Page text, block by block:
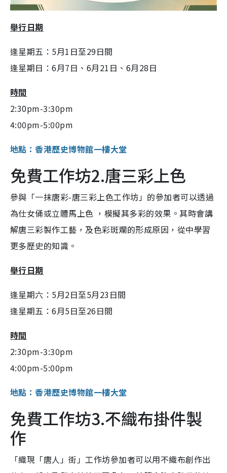
舉行日期
逢星期五：5月1日至29日間
逢星期日：6月7日、6月21日、6月28日
時間
2:30pm-3:30pm
4:00pm-5:00pm
地點：香港歷史博物館一樓大堂
免費工作坊2.唐三彩上色
參與「一抹唐彩-唐三彩上色工作坊」的參加者可以透過
為仕女俑或立體馬上色 ，模擬其多彩的效果。其時會講
解唐三彩製作工藝，及色彩斑斕的形成原因，從中學習
更多歷史的知識。
舉行日期
逢星期六：5月2日至5月23日間
逢星期五：6月5日至26日間
時間
2:30pm-3:30pm
4:00pm-5:00pm
地點：香港歷史博物館一樓大堂
免費工作坊3.不織布掛件製
作
「織現「唐人」街」工作坊參加者可以用不織布創作出